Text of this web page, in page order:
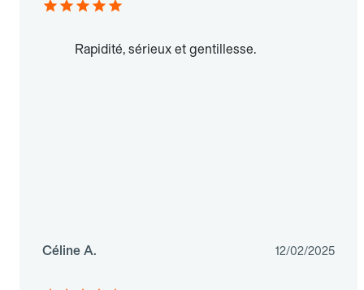
Rapidité, sérieux et gentillesse.
Céline A. 12/02/2025